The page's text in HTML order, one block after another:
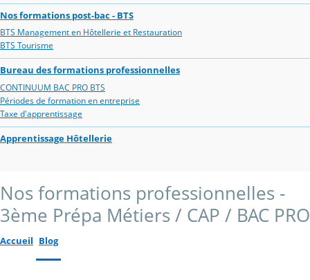
Nos formations post-bac - BTS
BTS Management en Hôtellerie et Restauration
BTS Tourisme
Bureau des formations professionnelles
CONTINUUM BAC PRO BTS
Périodes de formation en entreprise
Taxe d'apprentissage
Apprentissage Hôtellerie
Nos formations professionnelles -
3ème Prépa Métiers / CAP / BAC PRO
Accueil Blog